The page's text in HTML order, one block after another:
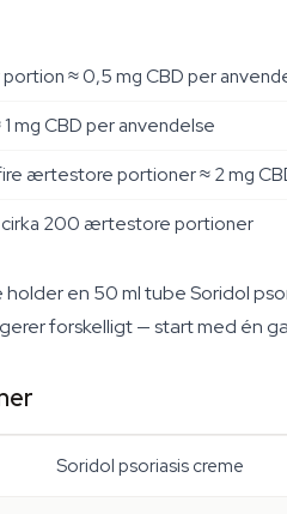
≈ 0,5 mg CBD per
CBD per anvendelse
ærtestore portioner ≈ 2 mg
cirka 200 ærtestore portioner
en 50 ml tube Soridol
forskelligt — start med én
Soridol psoriasis creme